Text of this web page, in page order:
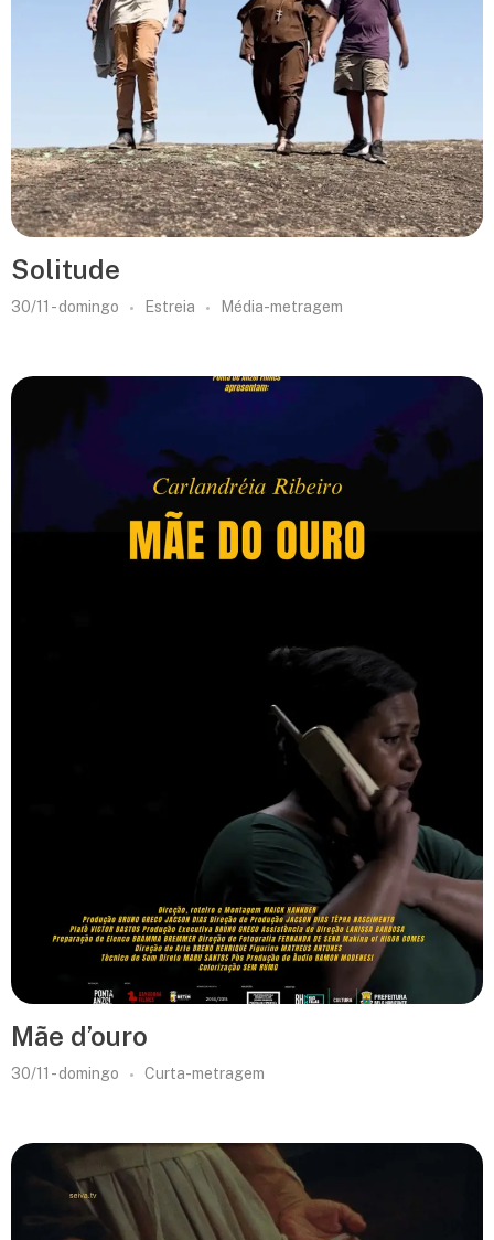
Solitude
30/11 - domingo Estreia Média-metragem
Mãe d’ouro
30/11 - domingo Curta-metragem